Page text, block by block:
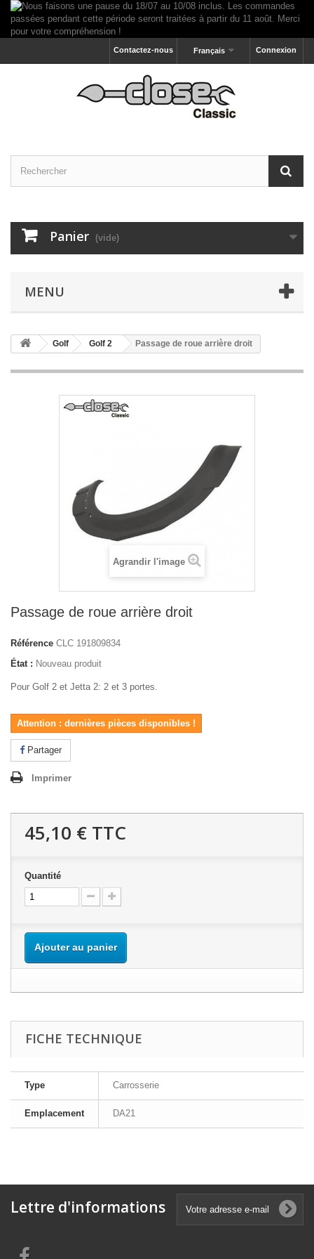
Connexion
Français
Contactez-nous
Panier (vide)
MENU
Golf Golf 2 Passage de roue arrière droit
Agrandir l'image
Passage de roue arrière droit
Référence CLC 191809834
État : Nouveau produit
Pour Golf 2 et Jetta 2: 2 et 3 portes.
Attention : dernières pièces disponibles !
Partager
Imprimer
45,10 € TTC
Quantité
Ajouter au panier
FICHE TECHNIQUE
Type Carrosserie
Emplacement DA21
Lettre d'informations